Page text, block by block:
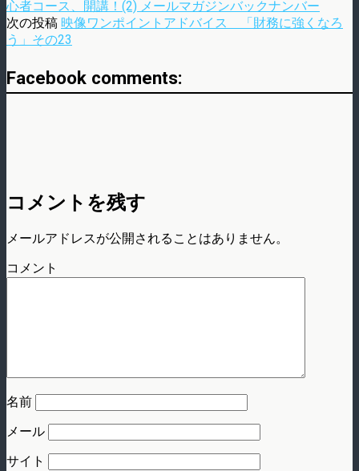
心者コース、開講！(2) メールマガジンバックナンバー
次の投稿 映像ワンポイントアドバイス 「財務に強くなろ
う」その23
Facebook comments:
コメントを残す
メールアドレスが公開されることはありません。
コメント
名前
メール
サイト